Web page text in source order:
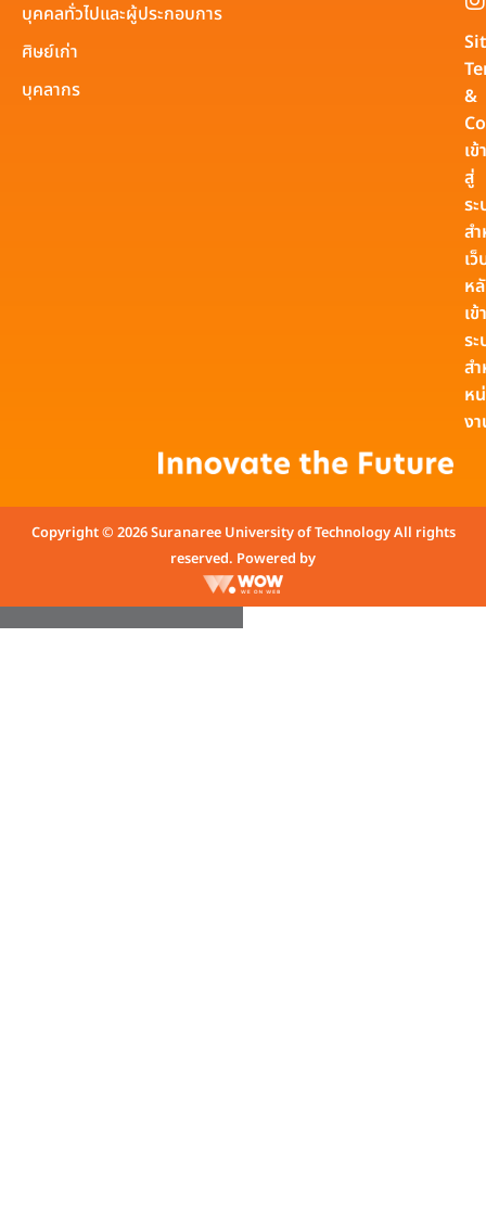
บุคคลทั่วไปและผู้ประกอบการ
ศิษย์เก่า
บุคลากร
&
เข้า
สู่
ร
ส
เ
ห
เข้
ร
ส
ห
ง
Copyright © 2026 Suranaree University of Technology All rights
reserved. Powered by